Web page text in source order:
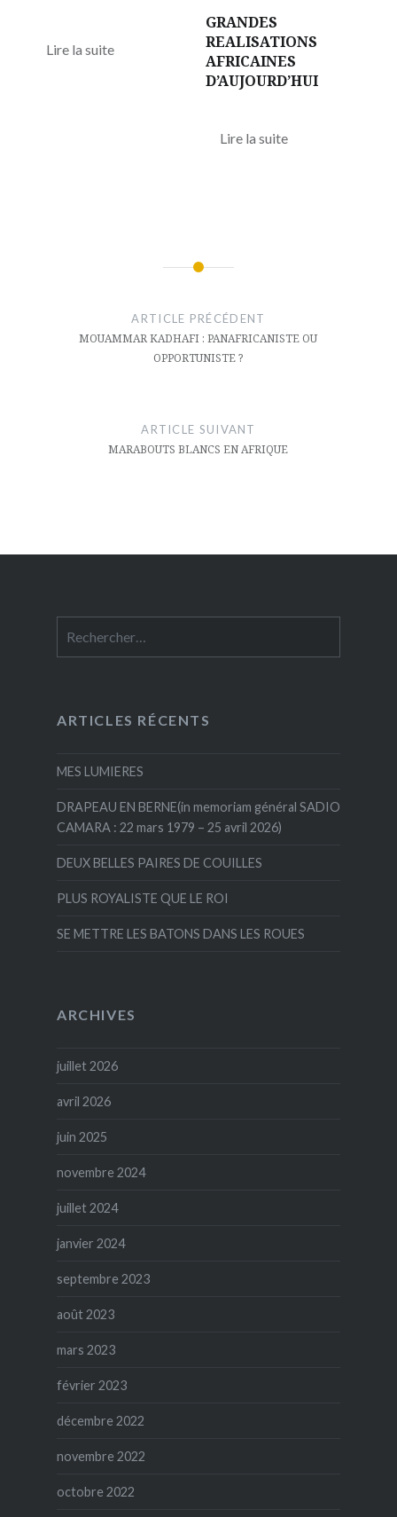
Lire la suite
GRANDES
REALISATIONS
AFRICAINES
D’AUJOURD’HUI
Lire la suite
l’article
ARTICLE PRÉCÉDENT
MOUAMMAR KADHAFI : PANAFRICANISTE OU
OPPORTUNISTE ?
ARTICLE SUIVANT
MARABOUTS BLANCS EN AFRIQUE
ARTICLES RÉCENTS
MES LUMIERES
DRAPEAU EN BERNE(in memoriam général SADIO
CAMARA : 22 mars 1979 – 25 avril 2026)
DEUX BELLES PAIRES DE COUILLES
PLUS ROYALISTE QUE LE ROI
SE METTRE LES BATONS DANS LES ROUES
ARCHIVES
juillet 2026
avril 2026
juin 2025
novembre 2024
juillet 2024
janvier 2024
septembre 2023
août 2023
mars 2023
février 2023
décembre 2022
novembre 2022
octobre 2022